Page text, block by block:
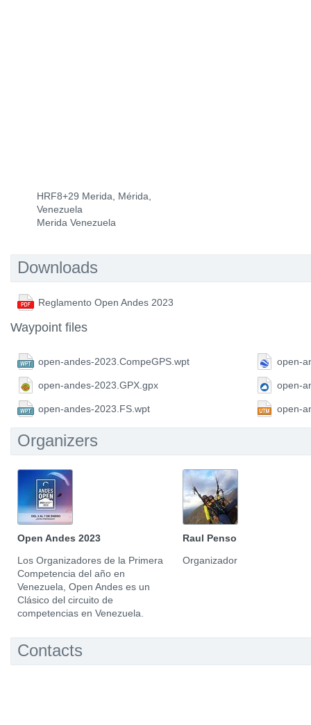
HRF8+29 Merida, Mérida,
Venezuela
Merida Venezuela
Downloads
Reglamento Open Andes 2023
Waypoint files
open-andes-2023.CompeGPS.wpt open-
open-andes-2023.GPX.gpx open-
open-andes-2023.FS.wpt open-
Organizers
Open Andes 2023
Los Organizadores de la Primera
Competencia del año en
Venezuela, Open Andes es un
Clásico del circuito de
competencias en Venezuela.
Raul Penso
Organizador
Contacts